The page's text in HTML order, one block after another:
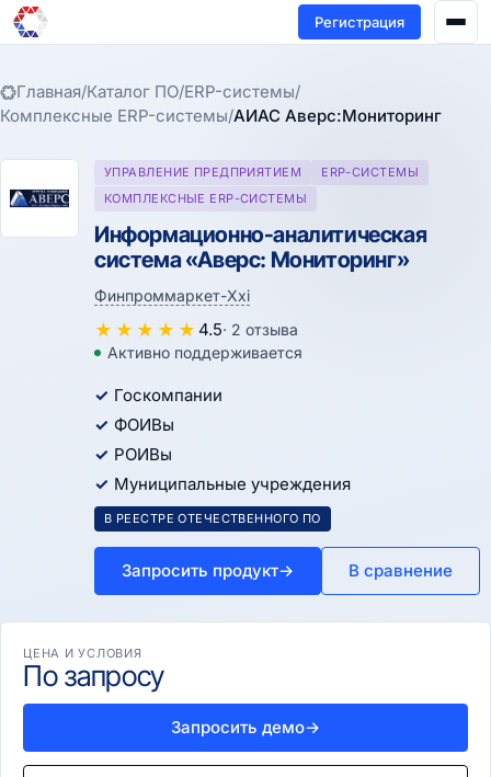
Регистрация
Главная/Каталог ПО/ERP-системы/
Комплексные ERP-системы/АИАС Аверс:Мониторинг
УПРАВЛЕНИЕ ПРЕДПРИЯТИЕМ
ERP-СИСТЕМЫ
КОМПЛЕКСНЫЕ ERP-СИСТЕМЫ
Информационно-аналитическая
система «Аверс: Мониторинг»
Финпроммаркет-Xxi
★ ★ ★ ★ ★ 4.5· 2 отзыва
Активно поддерживается
Госкомпании
ФОИВы
РОИВы
Муниципальные учреждения
В РЕЕСТРЕ ОТЕЧЕСТВЕННОГО ПО
Запросить продукт→ В сравнение
ЦЕНА И УСЛОВИЯ
По запросу
Запросить демо→